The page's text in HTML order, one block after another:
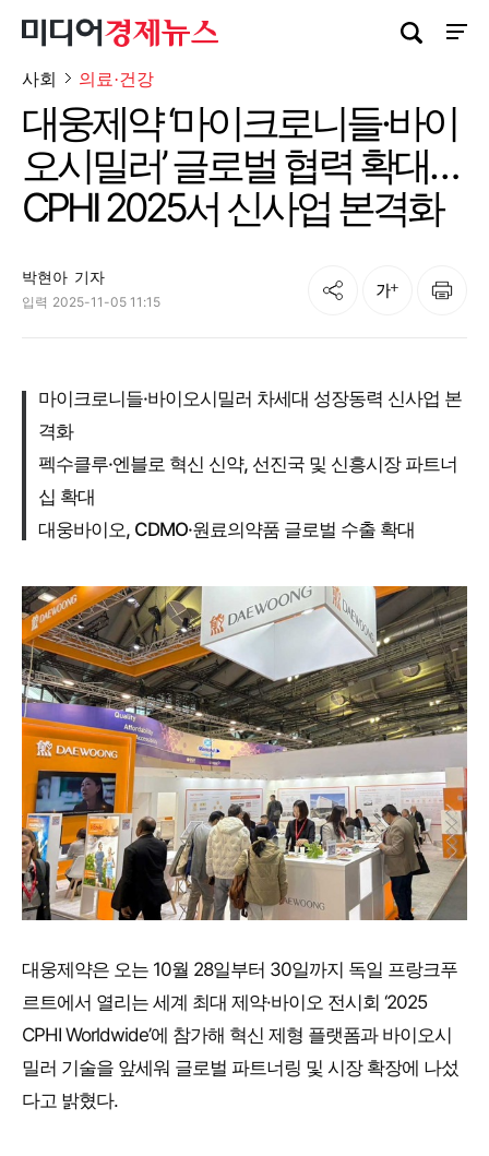
사이
검색창 열기
사회 의료·건강
대웅제약 ‘마이크로니들·바이
오시밀러’ 글로벌 협력 확대…
CPHI 2025서 신사업 본격화
박현아 기자
입력 2025-11-05 11:15
공유 글자크기 인쇄
마이크로니들·바이오시밀러 차세대 성장동력 신사업 본
격화
펙수클루·엔블로 혁신 신약, 선진국 및 신흥시장 파트너
십 확대
대웅바이오, CDMO·원료의약품 글로벌 수출 확대
대웅제약은 오는 10월 28일부터 30일까지 독일 프랑크푸
르트에서 열리는 세계 최대 제약·바이오 전시회 ‘2025
CPHI Worldwide’에 참가해 혁신 제형 플랫폼과 바이오시
밀러 기술을 앞세워 글로벌 파트너링 및 시장 확장에 나섰
다고 밝혔다.